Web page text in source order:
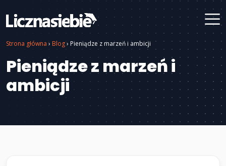
Strona główna › Blog› Pieniądze z marzeń i ambicji
Pieniądze z marzeń i
ambicji